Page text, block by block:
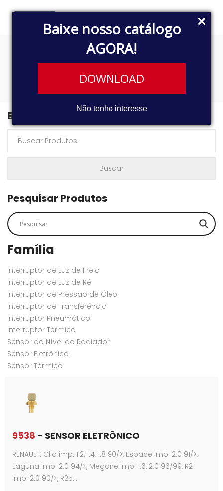
Baixe nosso catálogo
AGORA!
DOWNLOAD
Não tenho interesse
R25
Buscar Produtos
Pesquisar Produtos
Família
Interruptor de Luz de Freio
Interruptor de Luz de Ré
Interruptor de Pressão de Óleo
Interruptor de Transferência
Interruptor Pneumático
Interruptor Térmico
Sensor do Nível do Radiador
Sensor Eletrônico
Sensor Térmico
9538 - SENSOR ELETRÔNICO
RENAULT: Clio imp. 1.2, 1.4, 1.8 90/>, Espace imp. 2.0 91/>,
Laguna imp. 2.0 94/>, Megane imp. 1.6, 2.0 96/99, R21
imp. 2.0 90/>, R25…